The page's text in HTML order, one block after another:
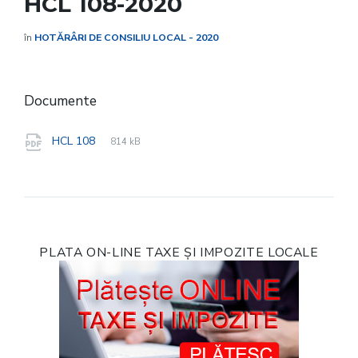
în HOTĂRÂRI DE CONSILIU LOCAL - 2020
Documente
HCL 108
File
pdf
File
814 kB
PLATA ON-LINE TAXE ȘI IMPOZITE LOCALE